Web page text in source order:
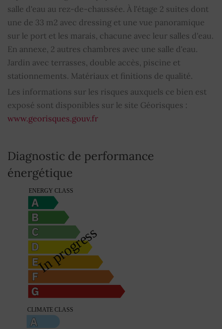
Cheminée OUI
Arrosage OUI
Abri de voiture
Fenêtres coulissantes
Bien soumis au régime de la copropriété
Montant moyen de la quote-part de charges
salle d'eau au rez-de-chaussée. À l'étage 2 suites dont
une de 33 m2 avec dressing et une vue panoramique
sur le port et les marais, chacune avec leur salles d'eau.
En annexe, 2 autres chambres avec une salle d'eau.
Jardin avec terrasses, double accès, piscine et
stationnements. Matériaux et finitions de qualité.
Les informations sur les risques auxquels ce bien est
exposé sont disponibles sur le site Géorisques :
www.georisques.gouv.fr
Diagnostic de performance
énergétique